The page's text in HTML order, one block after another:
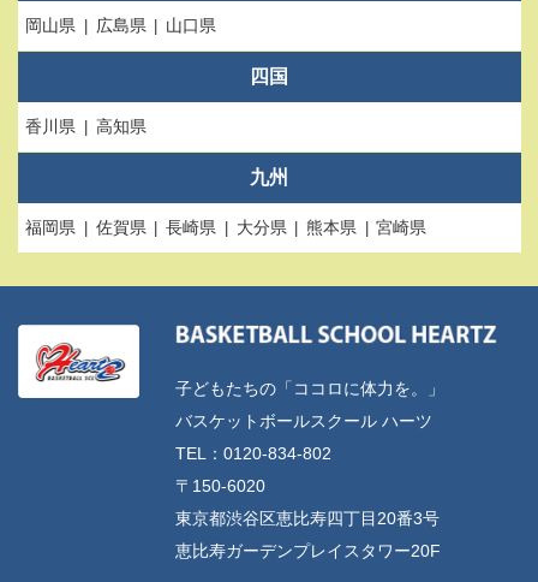
岡山県 広島県 山口県
四国
香川県 高知県
九州
福岡県 佐賀県 長崎県 大分県 熊本県 宮崎県
子どもたちの「ココロに体力を。」
バスケットボールスクール ハーツ
TEL：0120-834-802
〒150-6020
東京都渋谷区恵比寿四丁目20番3号
恵比寿ガーデンプレイスタワー20F